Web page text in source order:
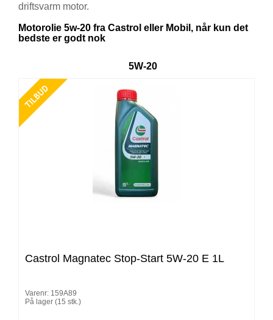
driftsvarm motor.
Motorolie 5w-20 fra Castrol eller Mobil, når kun det
bedste er godt nok
5W-20
Castrol Magnatec Stop-Start 5W-20 E 1L
Varenr: 159A89
På lager (15 stk.)